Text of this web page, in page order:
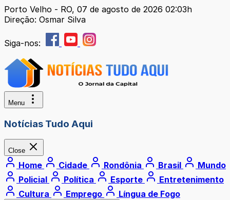
Porto Velho - RO, 07 de agosto de 2026 02:03h
Direção: Osmar Silva
Siga-nos:
Menu
Notícias Tudo Aqui
Close
Home Cidade Rondônia Brasil
Mundo
Policial
Política Esporte
Entretenimento
Cultura
Emprego Língua de Fogo